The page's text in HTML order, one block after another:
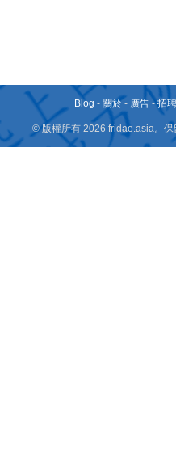
Blog - 關於 - 廣告 -招
© 版權所有 2026 fridae.asia。